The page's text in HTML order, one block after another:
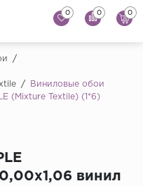
...
AS Creation
0 0 0
/
/
Виниловые обои
(Mixture Textile) (1*6)
винил